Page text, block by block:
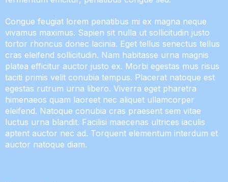
Congue feugiat lorem penatibus mi ex magna neque
vivamus maximus. Sapien sit nulla ut sollicitudin justo
tortor rhoncus donec lacinia. Eget tellus senectus tellus
cras eleifend sollicitudin. Nam habitasse urna magnis
platea efficitur auctor justo ex. Morbi egestas mus risus
taciti primis velit conubia tempus. Placerat natoque est
egestas rutrum urna libero. Viverra eget pharetra
himenaeos quam laoreet nec aliquet ullamcorper
eleifend. Natoque conubia cras praesent sem vitae
luctus urna blandit. Facilisi maecenas ultrices iaculis
aptent auctor nec ad. Torquent elementum interdum et
auctor natoque diam.